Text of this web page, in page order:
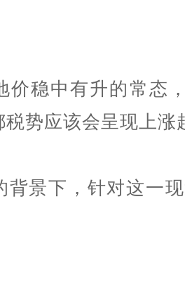
价稳中有升的常态
势应该会呈现上涨
背景下，针对这一